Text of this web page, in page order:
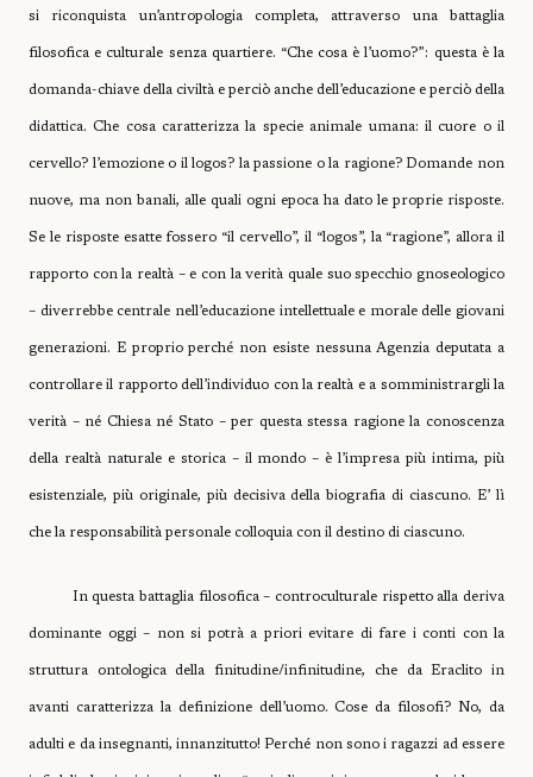
si riconquista un’antropologia completa, attraverso una battaglia
filosofica e culturale senza quartiere. “Che cosa è l’uomo?”: questa è la
domanda-chiave della civiltà e perciò anche dell’educazione e perciò della
didattica. Che cosa caratterizza la specie animale umana: il cuore o il
cervello? l’emozione o il logos? la passione o la ragione? Domande non
nuove, ma non banali, alle quali ogni epoca ha dato le proprie risposte.
Se le risposte esatte fossero “il cervello”, il “logos”, la “ragione”, allora il
rapporto con la realtà – e con la verità quale suo specchio gnoseologico
– diverrebbe centrale nell’educazione intellettuale e morale delle giovani
generazioni. E proprio perché non esiste nessuna Agenzia deputata a
controllare il rapporto dell’individuo con la realtà e a somministrargli la
verità – né Chiesa né Stato – per questa stessa ragione la conoscenza
della realtà naturale e storica – il mondo – è l’impresa più intima, più
esistenziale, più originale, più decisiva della biografia di ciascuno. E’ lì
che la responsabilità personale colloquia con il destino di ciascuno.
In questa battaglia filosofica – controculturale rispetto alla deriva
dominante oggi – non si potrà a priori evitare di fare i conti con la
struttura ontologica della finitudine/infinitudine, che da Eraclito in
avanti caratterizza la definizione dell’uomo. Cose da filosofi? No, da
adulti e da insegnanti, innanzitutto! Perché non sono i ragazzi ad essere